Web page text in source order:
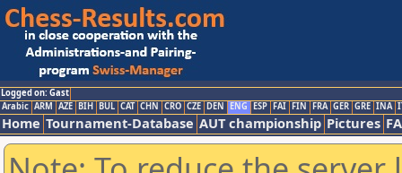
Logged on: Gast
Arabic ARM AZE BIH BUL CAT CHN CRO CZE DEN ENG ESP FAI FIN FRA GER GRE INA
Home Tournament-Database AUT championship Pictures